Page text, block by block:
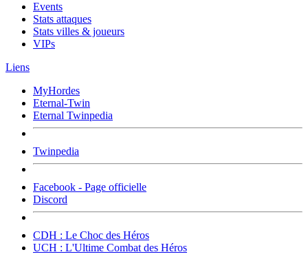
Events
Stats attaques
Stats villes & joueurs
VIPs
Liens
MyHordes
Eternal-Twin
Eternal Twinpedia
Twinpedia
Facebook - Page officielle
Discord
CDH : Le Choc des Héros
UCH : L'Ultime Combat des Héros